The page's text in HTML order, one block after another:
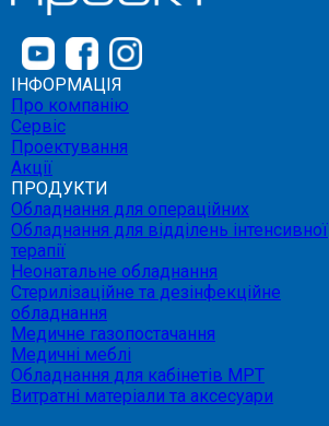
ІНФОРМАЦІЯ
Про компанію
Сервіс
Проектування
Акції
ПРОДУКТИ
Обладнання для операційних
Обладнання для відділень інтенсивної
терапії
Неонатальне обладнання
Стерилізаційне та дезінфекційне
обладнання
Медичне газопостачання
Медичні меблі
Обладнання для кабінетів МРТ
Витратні матеріали та аксесуари